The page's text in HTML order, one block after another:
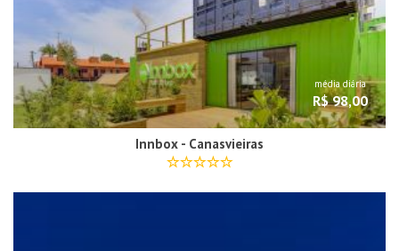
média diária
R$ 98,00
Innbox - Canasvieiras